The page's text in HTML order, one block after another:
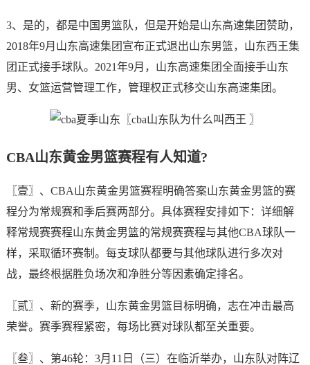
3、是的，都是中国男篮队，但是开始是山东高速集团赞助，
2018年9月山东高速集团宣布正式退出山东男篮，山东西王集
团正式接手球队。2021年9月，山东高速集团全面接手山东
男、女篮运营管理工作，管理权正式移交山东高速集团。
CBA山东黄金男篮赛程有人知道?
〖壹〗、CBA山东黄金男篮赛程明确答案山东黄金男篮的赛
程分为常规赛和季后赛两部分。具体赛程安排如下：详细解
释常规赛赛程山东黄金男篮的常规赛赛程与其他CBA球队一
样，采取循环赛制。每支球队都要与其他球队进行多次对
战，最终根据胜负场次和净胜分等因素确定排名。
〖贰〗、新的赛季，山东黄金男篮目标明确，志在冲击最高
荣誉。赛季赛程紧密，每场比赛对球队都至关重要。
〖叁〗、第46轮：3月11日（三）在临沂举办，山东队对阵辽